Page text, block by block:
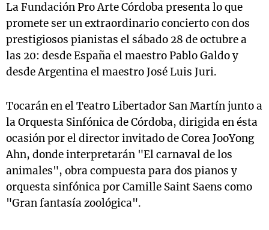
La Fundación Pro Arte Córdoba presenta lo que
promete ser un extraordinario concierto con dos
prestigiosos pianistas el sábado 28 de octubre a
las 20: desde España el maestro Pablo Galdo y
desde Argentina el maestro José Luis Juri.
Tocarán en el Teatro Libertador San Martín junto a
la Orquesta Sinfónica de Córdoba, dirigida en ésta
ocasión por el director invitado de Corea JooYong
Ahn, donde interpretarán "El carnaval de los
animales", obra compuesta para dos pianos y
orquesta sinfónica por Camille Saint Saens como
"Gran fantasía zoológica".